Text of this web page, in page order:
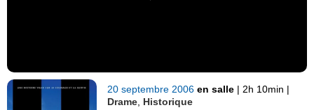
20 septembre 2006en salle | 2h 10min |
Drame Historique